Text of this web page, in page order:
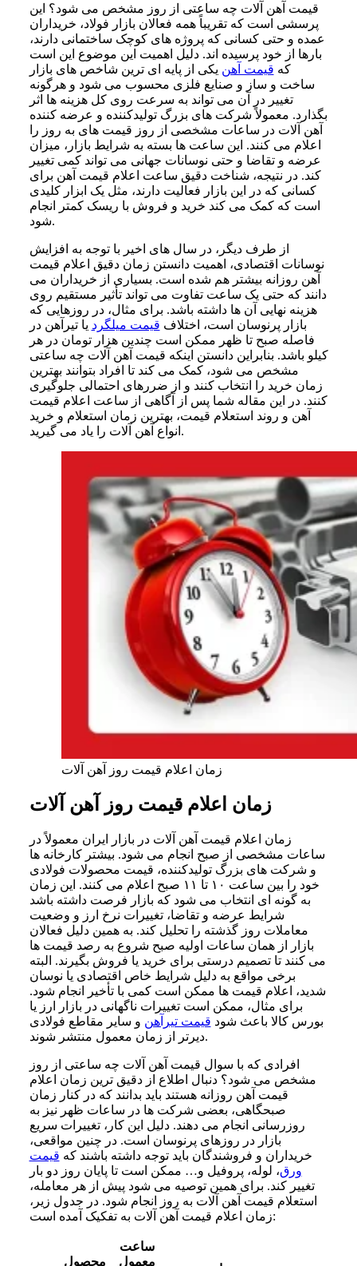
قیمت آهن آلات چه ساعتی از روز مشخص می شود؟ این
پرسشی است که تقریباً همه فعالان بازار فولاد، خریداران
عمده و حتی کسانی که پروژه های کوچک ساختمانی دارند،
بارها از خود پرسیده اند. دلیل اهمیت این موضوع این است
که قیمت آهن یکی از پایه ای ترین شاخص های بازار
ساخت و ساز و صنایع فلزی محسوب می شود و هرگونه
تغییر در آن می تواند به سرعت روی کل هزینه ها اثر
بگذارد. معمولاً شرکت های بزرگ تولیدکننده و عرضه کننده
آهن آلات در ساعات مشخصی از روز قیمت های به روز را
اعلام می کنند. این ساعت ها بسته به شرایط بازار، میزان
عرضه و تقاضا و حتی نوسانات جهانی می تواند کمی تغییر
کند. در نتیجه، شناخت دقیق ساعت اعلام قیمت آهن برای
کسانی که در این بازار فعالیت دارند، مثل یک ابزار کلیدی
است که کمک می کند خرید و فروش با ریسک کمتر انجام
شود.
از طرف دیگر، در سال های اخیر با توجه به افزایش
نوسانات اقتصادی، اهمیت دانستن زمان دقیق اعلام قیمت
آهن روزانه بیشتر هم شده است. بسیاری از خریداران می
دانند که حتی یک ساعت تفاوت می تواند تأثیر مستقیم روی
هزینه نهایی آن ها داشته باشد. برای مثال، در روزهایی که
بازار پرنوسان است، اختلاف قیمت میلگرد یا تیرآهن در
فاصله صبح تا ظهر ممکن است چندین هزار تومان در هر
کیلو باشد. بنابراین دانستن اینکه قیمت آهن آلات چه ساعتی
مشخص می شود، کمک می کند تا افراد بتوانند بهترین
زمان خرید را انتخاب کنند و از ضررهای احتمالی جلوگیری
کنند. در این مقاله شما پس از آگاهی از ساعت اعلام قیمت
آهن و روند استعلام قیمت، بهترین زمان استعلام و خرید
انواع آهن آلات را یاد می گیرید.
زمان اعلام قیمت روز آهن آلات
زمان اعلام قیمت روز آهن آلات
زمان اعلام قیمت آهن آلات در بازار ایران معمولاً در
ساعات مشخصی از صبح انجام می شود. بیشتر کارخانه ها
و شرکت های بزرگ تولیدکننده، قیمت محصولات فولادی
خود را بین ساعت ۱۰ تا ۱۱ صبح اعلام می کنند. این زمان
به گونه ای انتخاب می شود که بازار فرصت داشته باشد
شرایط عرضه و تقاضا، تغییرات نرخ ارز و وضعیت
معاملات روز گذشته را تحلیل کند. به همین دلیل فعالان
بازار از همان ساعات اولیه صبح شروع به رصد قیمت ها
می کنند تا تصمیم درستی برای خرید یا فروش بگیرند. البته
برخی مواقع به دلیل شرایط خاص اقتصادی یا نوسان
شدید، اعلام قیمت ها ممکن است کمی با تأخیر انجام شود.
برای مثال، ممکن است تغییرات ناگهانی در بازار ارز یا
بورس کالا باعث شود قیمت تیرآهن و سایر مقاطع فولادی
دیرتر از زمان معمول منتشر شوند.
افرادی که با سوال قیمت آهن آلات چه ساعتی از روز
مشخص می شود؟ دنبال اطلاع از دقیق ترین زمان اعلام
قیمت آهن روزانه هستند باید بدانند که در کنار زمان
صبحگاهی، بعضی شرکت ها در ساعات ظهر نیز به
روزرسانی انجام می دهند. دلیل این کار، تغییرات سریع
بازار در روزهای پرنوسان است. در چنین مواقعی،
خریداران و فروشندگان باید توجه داشته باشند که قیمت
ورق، لوله، پروفیل و… ممکن است تا پایان روز دو بار
تغییر کند. برای همین توصیه می شود پیش از هر معامله،
استعلام قیمت آهن آلات به روز انجام شود. در جدول زیر،
زمان اعلام قیمت آهن آلات به تفکیک آمده است:
محصول
ساعت
معمول